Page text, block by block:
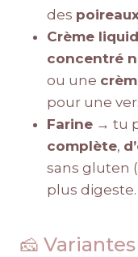
des
Crème
concentré
ou une
pour une
Farine → tu
complète,
sans gluten
plus digeste.
🧀